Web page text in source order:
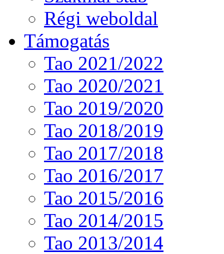
Régi weboldal
Támogatás
Tao 2021/2022
Tao 2020/2021
Tao 2019/2020
Tao 2018/2019
Tao 2017/2018
Tao 2016/2017
Tao 2015/2016
Tao 2014/2015
Tao 2013/2014